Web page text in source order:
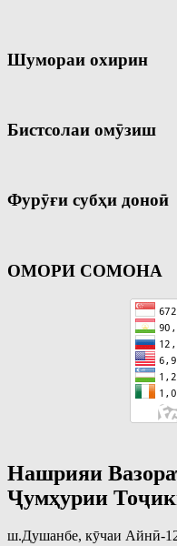
Шумораи охирин
Бистсолаи омӯзиш
Фурӯғи субҳи доноӣ
ОМОРИ СОМОНА
Нашрияи
Ҷумҳурии
ш.Душанбе, кӯчаи Айнӣ-